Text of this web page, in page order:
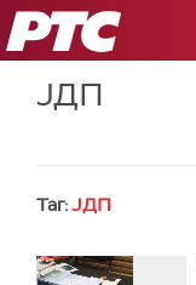
РТС
ЈДП
Таг:ЈДП